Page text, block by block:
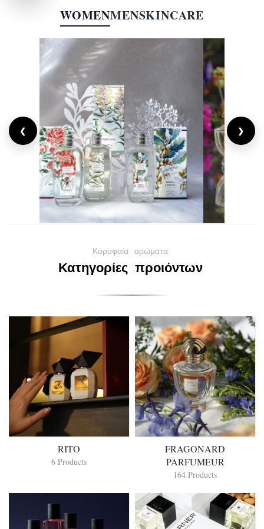
WOMENMENSKINCARE
❮ ❯
Κορυφαία αρώματα
Κατηγορίες προιόντων
RITO
6 Products
FRAGONARD
PARFUMEUR
164 Products